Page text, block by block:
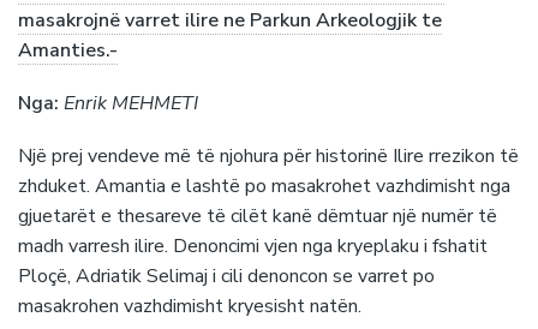
masakrojnë varret ilire ne Parkun Arkeologjik te
Amanties.-
Nga: Enrik MEHMETI
Një prej vendeve më të njohura për historinë Ilire rrezikon të
zhduket. Amantia e lashtë po masakrohet vazhdimisht nga
gjuetarët e thesareve të cilët kanë dëmtuar një numër të
madh varresh ilire. Denoncimi vjen nga kryeplaku i fshatit
Ploçë, Adriatik Selimaj i cili denoncon se varret po
masakrohen vazhdimisht kryesisht natën.